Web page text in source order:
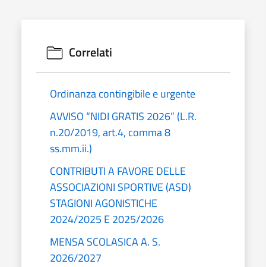
Correlati
Ordinanza contingibile e urgente
AVVISO “NIDI GRATIS 2026” (L.R.
n.20/2019, art.4, comma 8
ss.mm.ii.)
CONTRIBUTI A FAVORE DELLE
ASSOCIAZIONI SPORTIVE (ASD)
STAGIONI AGONISTICHE
2024/2025 E 2025/2026
MENSA SCOLASICA A. S.
2026/2027